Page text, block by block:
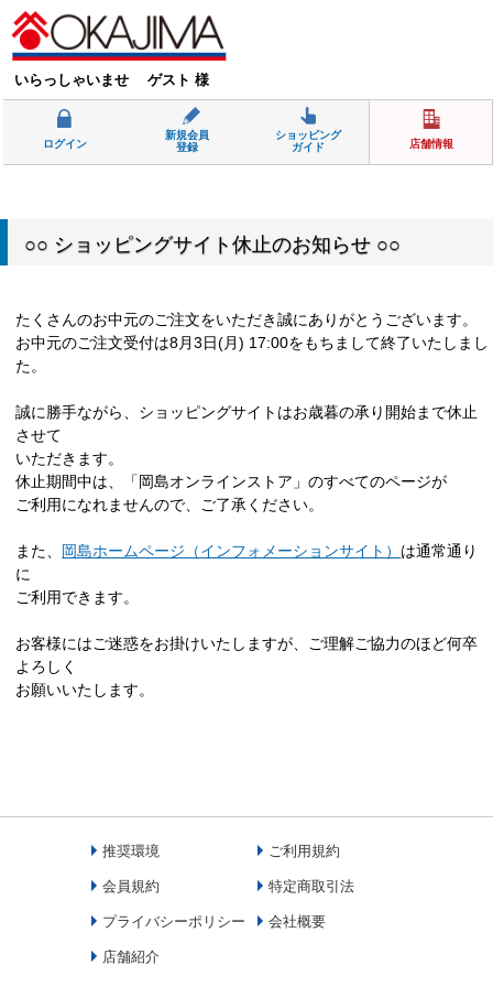
いらっしゃいませ ゲスト 様
ログイン
新規会員
登録
ショッピング
ガイド
店舗情報
○○ ショッピングサイト休止のお知らせ ○○
たくさんのお中元のご注文をいただき誠にありがとうございます。
お中元のご注文受付は8月3日(月) 17:00をもちまして終了いたしまし
た。
誠に勝手ながら、ショッピングサイトはお歳暮の承り開始まで休止
させて
いただきます。
休止期間中は、「岡島オンラインストア」のすべてのページが
ご利用になれませんので、ご了承ください。
また、 岡島ホームページ（インフォメーションサイト） は通常通り
に
ご利用できます。
お客様にはご迷惑をお掛けいたしますが、ご理解ご協力のほど何卒
よろしく
お願いいたします。
推奨環境 ご利用規約
会員規約 特定商取引法
プライバシーポリシー 会社概要
店舗紹介